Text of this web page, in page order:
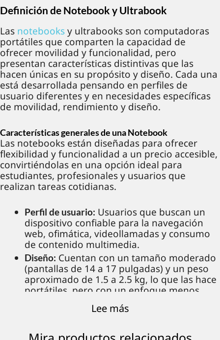
Definición de Notebook y Ultrabook
Las notebooksy ultrabooks son computadoras
portátiles que comparten la capacidad de
ofrecer movilidad y funcionalidad, pero
presentan características distintivas que las
hacen únicas en su propósito y diseño. Cada una
está desarrollada pensando en perfiles de
usuario diferentes y en necesidades específicas
de movilidad, rendimiento y diseño.
Características generales de una Notebook
Las notebooks están diseñadas para ofrecer
flexibilidad y funcionalidad a un precio accesible,
convirtiéndolas en una opción ideal para
estudiantes, profesionales y usuarios que
realizan tareas cotidianas.
Perfil de usuario: Usuarios que buscan un
dispositivo confiable para la navegación
web, ofimática, videollamadas y consumo
de contenido multimedia.
Diseño: Cuentan con un tamaño moderado
(pantallas de 14 a 17 pulgadas) y un peso
aproximado de 1.5 a 2.5 kg, lo que las hace
portátiles, pero con un enfoque menos
minimalista que otras categorías.
Equipadas con procesadores
AMD Ryzen 3/5, y capacidades de RAM
Lee más